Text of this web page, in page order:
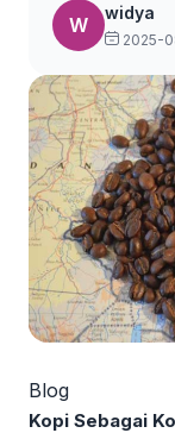
W
widya
2025-
Blog
Kopi Sebagai